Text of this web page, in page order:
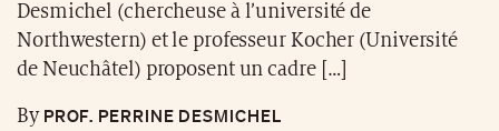
Desmichel (chercheuse à l’université de
Northwestern) et le professeur Kocher (Université
de Neuchâtel) proposent un cadre […]
ByPROF. PERRINE DESMICHEL